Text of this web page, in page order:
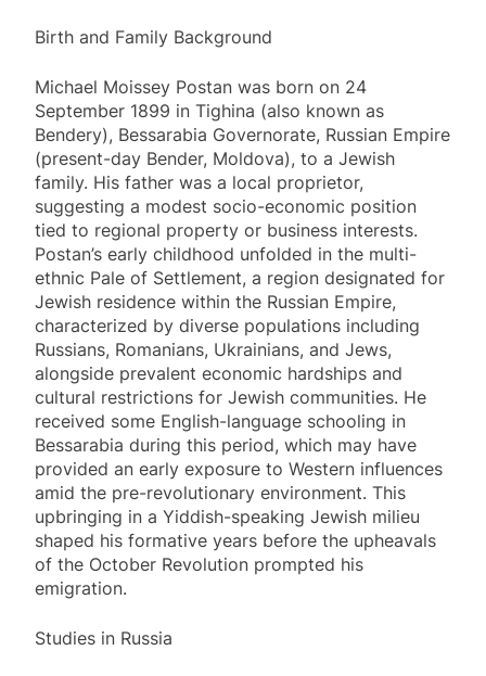
Birth and Family Background
Michael Moissey Postan was born on 24
September 1899 in Tighina (also known as
Bendery), Bessarabia Governorate, Russian Empire
(present-day Bender, Moldova), to a Jewish
family. His father was a local proprietor,
suggesting a modest socio-economic position
tied to regional property or business interests.
Postan’s early childhood unfolded in the multi-
ethnic Pale of Settlement, a region designated for
Jewish residence within the Russian Empire,
characterized by diverse populations including
Russians, Romanians, Ukrainians, and Jews,
alongside prevalent economic hardships and
cultural restrictions for Jewish communities. He
received some English-language schooling in
Bessarabia during this period, which may have
provided an early exposure to Western influences
amid the pre-revolutionary environment. This
upbringing in a Yiddish-speaking Jewish milieu
shaped his formative years before the upheavals
of the October Revolution prompted his
emigration.
Studies in Russia